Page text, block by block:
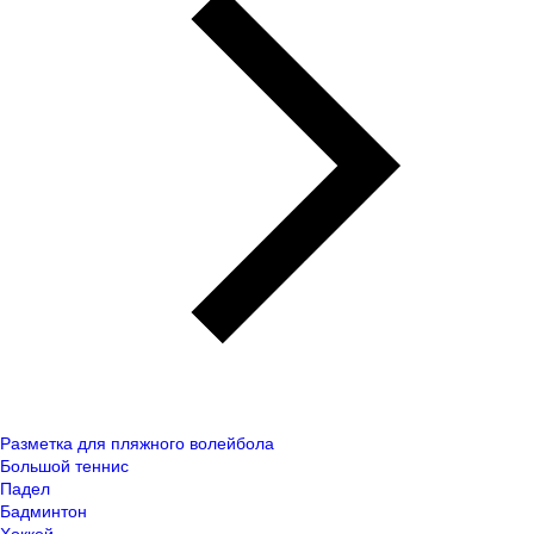
Разметка для пляжного волейбола
Большой теннис
Падел
Бадминтон